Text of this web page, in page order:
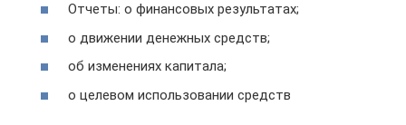
Отчеты: о финансовых результатах;
о движении денежных средств;
об изменениях капитала;
о целевом использовании средств